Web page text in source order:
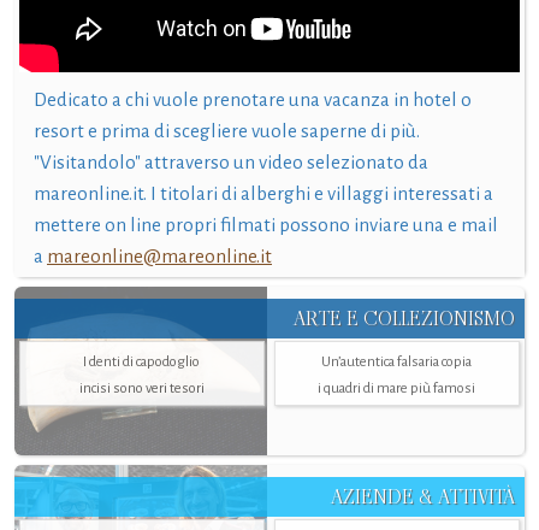
Dedicato a chi vuole prenotare una vacanza in hotel o
resort e prima di scegliere vuole saperne di più.
"Visitandolo" attraverso un video selezionato da
mareonline.it. I titolari di alberghi e villaggi interessati a
mettere on line propri filmati possono inviare una e mail
a mareonline@mareonline.it
ARTE E COLLEZIONISMO
I denti di capodoglio
incisi sono veri tesori
Un’autentica falsaria copia
i quadri di mare più famosi
AZIENDE & ATTIVITÀ